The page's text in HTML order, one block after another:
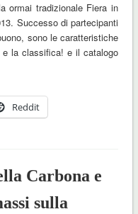
ormai tradizionale Fiera in
Successo di partecipanti
sono le caratteristiche
la classifica! e il catalogo
Reddit
Carbona e
sulla